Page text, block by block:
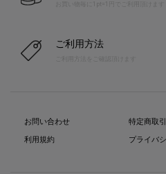
お買い物毎に1pt=1円でご利用頂けます
ご利用方法
お問い合わせ
利用規約
特定商取
プライバ